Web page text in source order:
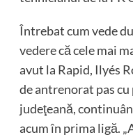
Întrebat cum vede
vedere că cele mai
avut la Rapid, Ilyés
de antrenorat pas cu
judeţeană,
acum în prima ligă.